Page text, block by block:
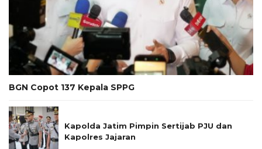
BGN Copot 137 Kepala SPPG
Kapolda Jatim Pimpin Sertijab PJU dan
Kapolres Jajaran